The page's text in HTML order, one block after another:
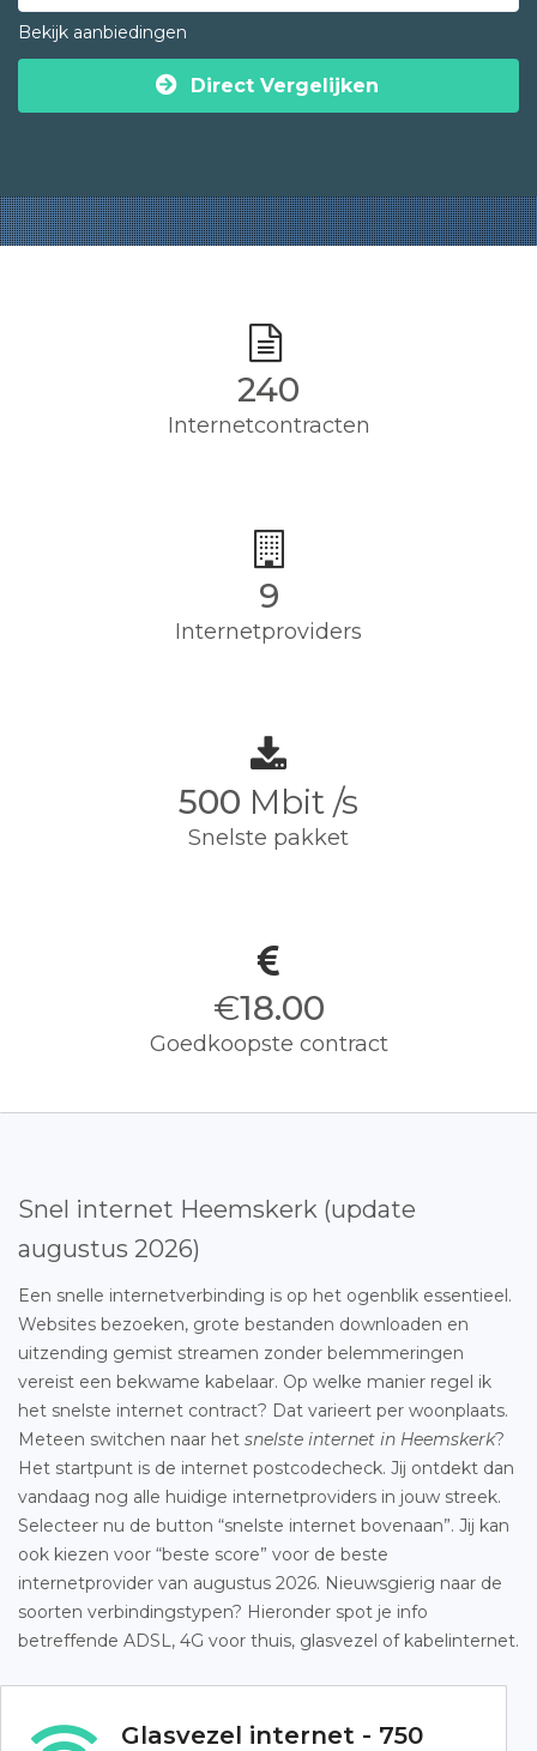
Bekijk aanbiedingen
Direct Vergelijken
240
Internetcontracten
9
Internetproviders
500 Mbit /s
Snelste pakket
€18.00
Goedkoopste contract
Snel internet Heemskerk (update
augustus 2026)
Een snelle internetverbinding is op het ogenblik essentieel.
Websites bezoeken, grote bestanden downloaden en
uitzending gemist streamen zonder belemmeringen
vereist een bekwame kabelaar. Op welke manier regel ik
het snelste internet contract? Dat varieert per woonplaats.
Meteen switchen naar het snelste internet in Heemskerk?
Het startpunt is de internet postcodecheck. Jij ontdekt dan
vandaag nog alle huidige internetproviders in jouw streek.
Selecteer nu de button “snelste internet bovenaan”. Jij kan
ook kiezen voor “beste score” voor de beste
internetprovider van augustus 2026. Nieuwsgierig naar de
soorten verbindingstypen? Hieronder spot je info
betreffende ADSL, 4G voor thuis, glasvezel of kabelinternet.
Glasvezel internet - 750